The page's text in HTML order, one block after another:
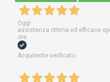
Oggi
assistenza ottima ed efficace
ore
Acquirente verificato